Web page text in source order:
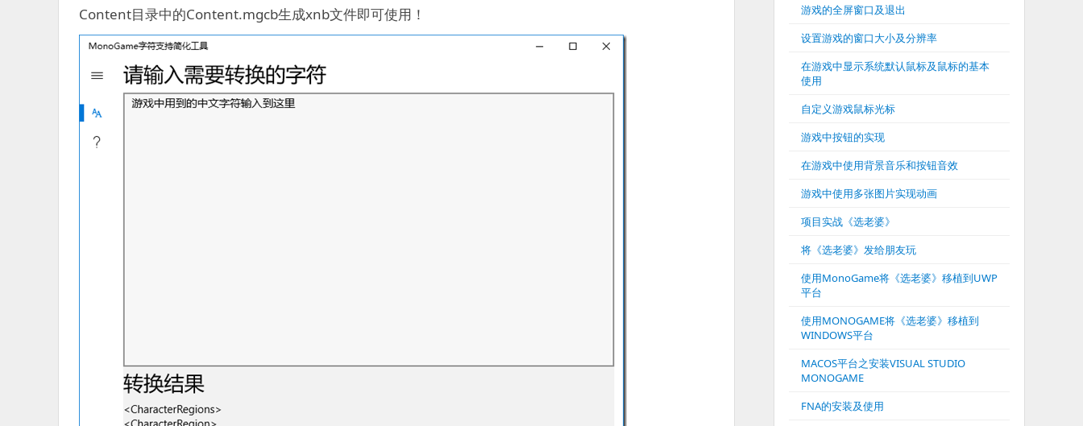
Content目录中的Content.mgcb生成xnb文件即可使用！
游戏的全屏窗口及退出
设置游戏的窗口大小及分辨率
在游戏中显示系统默认鼠标及鼠标的基本
使用
自定义游戏鼠标光标
游戏中按钮的实现
在游戏中使用背景音乐和按钮音效
游戏中使用多张图片实现动画
项目实战《选老婆》
将《选老婆》发给朋友玩
使用MonoGame将《选老婆》移植到UWP
平台
使用MONOGAME将《选老婆》移植到
WINDOWS平台
MACOS平台之安装VISUAL STUDIO
MONOGAME
FNA的安装及使用